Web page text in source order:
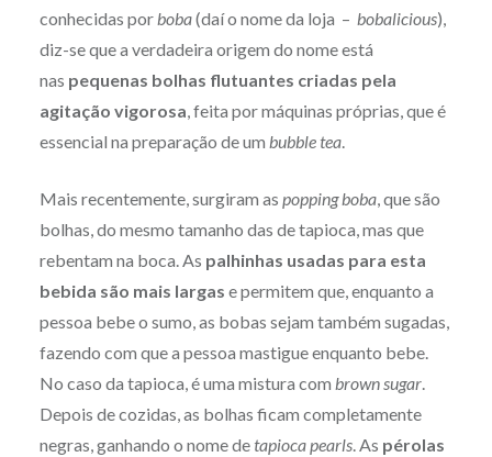
conhecidas porboba(daí o nome da loja – bobalicious),
diz-se que a verdadeira origem do nome está
nas pequenas bolhas flutuantes criadas pela
agitação vigorosa, feita por máquinas próprias, que é
essencial na preparação de um bubble tea.
Mais recentemente, surgiram as popping boba, que são
bolhas, do mesmo tamanho das de tapioca, mas que
rebentam na boca. As palhinhas usadas para esta
bebida são mais largas e permitem que, enquanto a
pessoa bebe o sumo, as bobas sejam também sugadas,
fazendo com que a pessoa mastigue enquanto bebe.
No caso da tapioca, é uma mistura com brown sugar.
Depois de cozidas, as bolhas ficam completamente
negras, ganhando o nome de tapioca pearls. As pérolas